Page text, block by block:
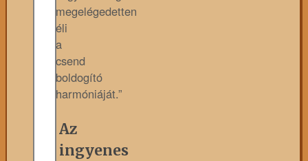
megelégedetten
éli
a
csend
boldogító
harmóniáját.”
Az
ingyenes